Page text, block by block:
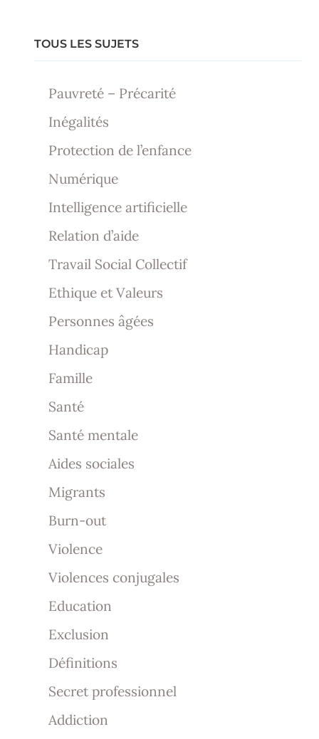
TOUS LES SUJETS
Pauvreté – Précarité
Inégalités
Protection de l’enfance
Numérique
Intelligence artificielle
Relation d’aide
Travail Social Collectif
Ethique et Valeurs
Personnes âgées
Handicap
Famille
Santé
Santé mentale
Aides sociales
Migrants
Burn-out
Violence
Violences conjugales
Education
Exclusion
Définitions
Secret professionnel
Addiction